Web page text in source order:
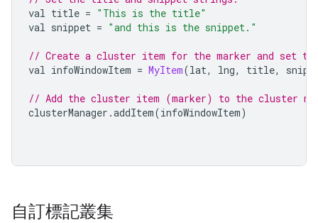
val title = "This is the title"
val snippet = "and this is the snippet."
// Create a cluster item for the marker and set
val infoWindowItem = MyItem(lat, lng, title,
// Add the cluster item (marker) to the cluster
clusterManager .addItem(infoWindowItem)
自訂標記叢集